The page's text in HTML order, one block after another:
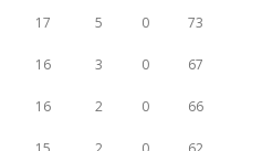
17 5 0 73
16 3 0 67
16 2 0 66